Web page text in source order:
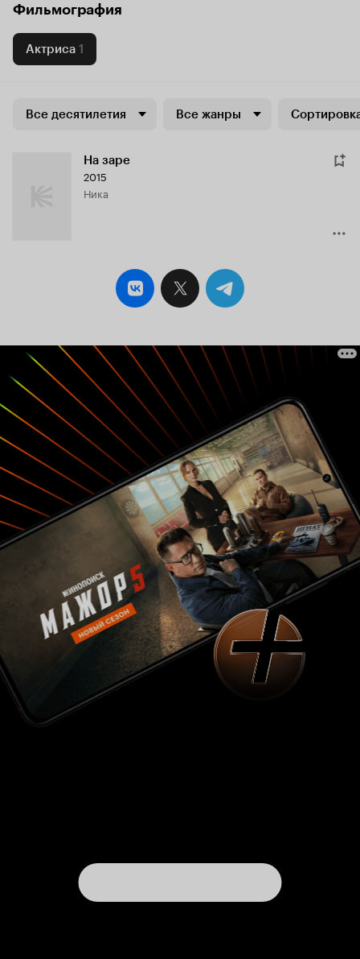
Фильмография
Актриса 1
Все десятилетия Все жанры
На заре
2015
Ника